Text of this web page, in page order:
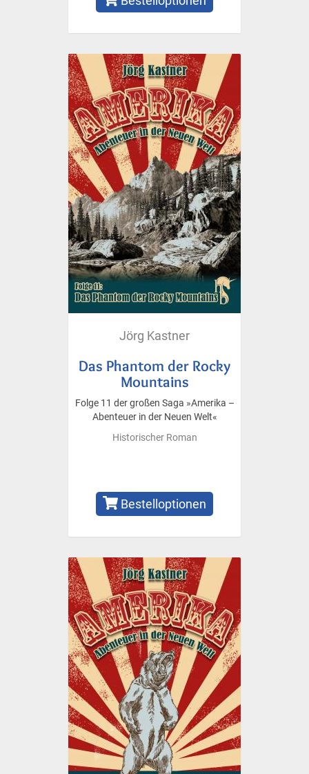
Jörg Kastner
Das Phantom der Rocky
Mountains
Folge 11 der großen Saga »Amerika –
Abenteuer in der Neuen Welt«
Historischer Roman
Bestelloptionen